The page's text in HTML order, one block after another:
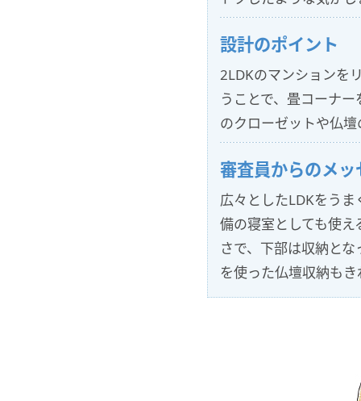
設計のポイント
2LDKのマンションを
うことで、畳コーナ
のクローゼットや仏
審査員からのメッ
広々としたLDKをう
備の寝室としても使
さで、下部は収納と
を使った仏壇収納もき